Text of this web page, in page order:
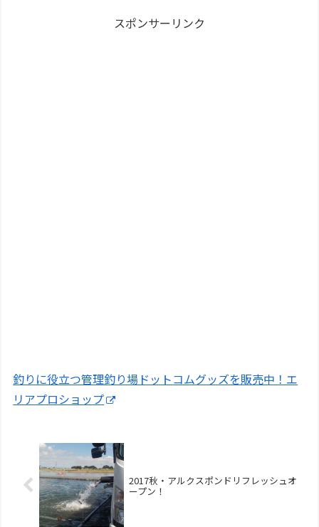
等々。アングラーの皆さん、大
込められた丁寧な意匠を、眺め
て楽しむも...
スポンサーリンク
釣りに役立つ管理釣り場ドットコムグッズを販売中！エ
リアプロショップ
2017秋・アルクスポンドリフレッシュオ
ープン！